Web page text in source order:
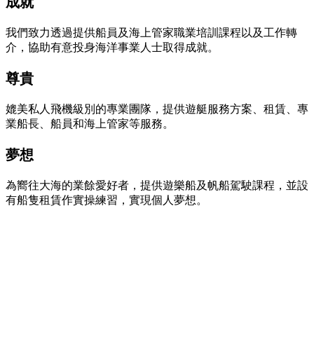
我們致力透過提供船員及海上管家職業培訓課程以及工作轉
介，協助有意投身海洋事業人士取得成就。
尊貴
媲美私人飛機級別的專業團隊，提供遊艇服務方案、租賃、專
業船長、船員和海上管家等服務。
夢想
為嚮往大海的業餘愛好者，提供遊樂船及帆船駕駛課程，並設
有船隻租賃作實操練習，實現個人夢想。